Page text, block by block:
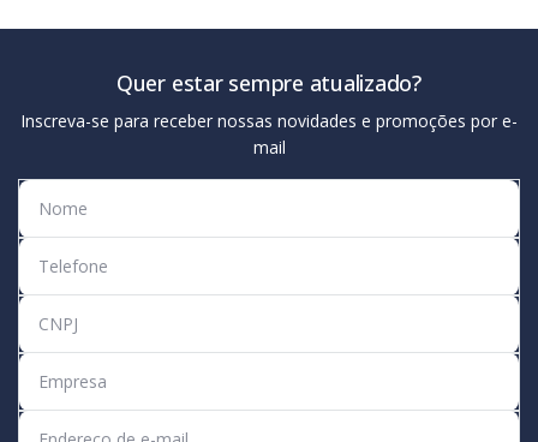
Quer estar sempre atualizado?
Inscreva-se para receber nossas novidades e promoções por e-
mail